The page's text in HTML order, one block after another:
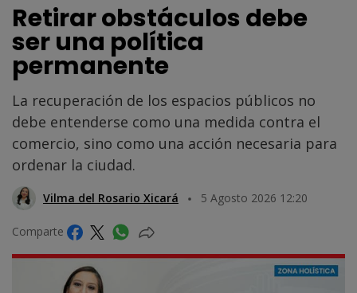
Retirar obstáculos debe
ser una política
permanente
La recuperación de los espacios públicos no
debe entenderse como una medida contra el
comercio, sino como una acción necesaria para
ordenar la ciudad.
Vilma del Rosario Xicará 5 Agosto 2026 12:20
Comparte